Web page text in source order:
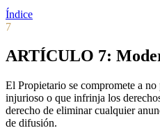
Índice
7
ARTÍCULO 7:
El Propietario se compromete a
injurioso o que infrinja los
derecho de eliminar cualquier
de difusión.